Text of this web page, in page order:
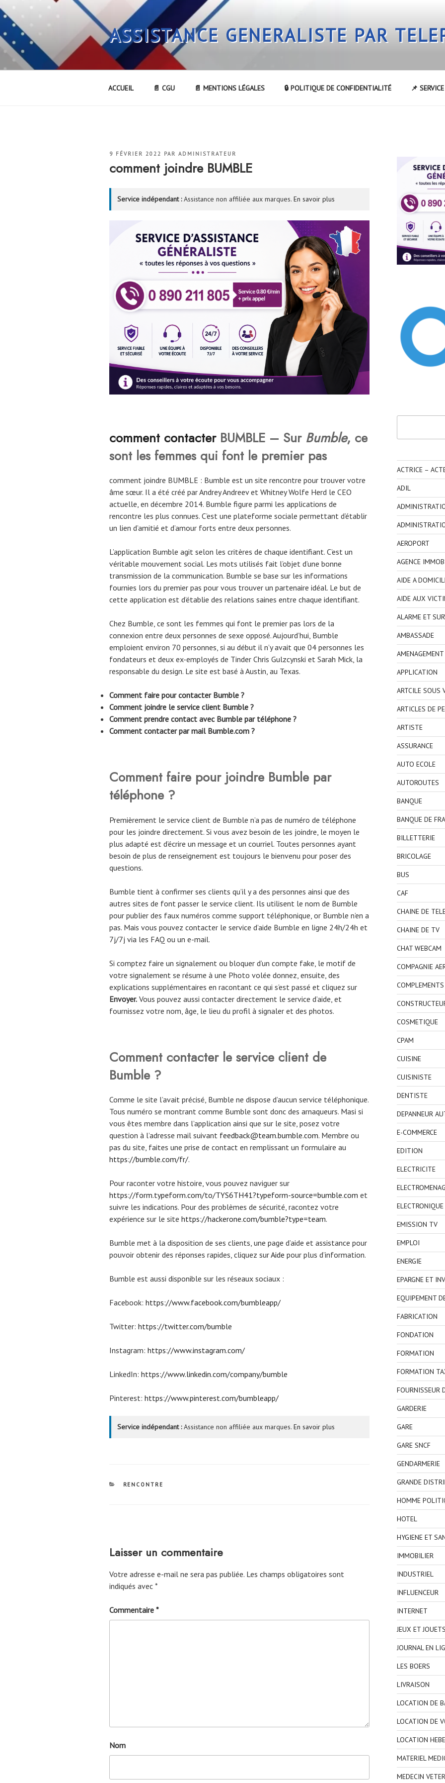
Aller
au
contenu
principal
ASSISTANCE GENERALISTE PAR
ACCUEIL 📄 CGU 📄 MENTIONS LÉGALES 🔒 POLITIQUE DE CONFIDENTIALITÉ 📌
PUBLIÉ
9 FÉVRIER 2022 PAR ADMINISTRATEUR
comment joindre BUMBLE
Service indépendant :Assistance non affiliée aux marques. En savoir plus
comment contacterBUMBLE – Sur Bumble, ce
sont les femmes qui font le premier pas
comment joindre BUMBLE : Bumble est un site rencontre pour trouver votre
âme sœur. Il a été créé par Andrey Andreev et Whitney Wolfe Herd le CEO
actuelle, en décembre 2014. Bumble figure parmi les applications de
rencontre les plus connues. C’est une plateforme sociale permettant d’établir
un lien d’amitié et d’amour forts entre deux personnes.
L’application Bumble agit selon les critères de chaque identifiant. C’est un
véritable mouvement social. Les mots utilisés fait l’objet d’une bonne
transmission de la communication. Bumble se base sur les informations
fournies lors du premier pas pour vous trouver un partenaire idéal. Le but de
cette application est d’établie des relations saines entre chaque identifiant.
Chez Bumble, ce sont les femmes qui font le premier pas lors de la
connexion entre deux personnes de sexe opposé. Aujourd’hui, Bumble
emploient environ 70 personnes, si au début il n’y avait que 04 personnes les
fondateurs et deux ex-employés de Tinder Chris Gulzcynski et Sarah Mick, la
responsable du design. Le site est basé à Austin, au Texas.
Comment faire pour contacter Bumble ?
Comment joindre le service client Bumble ?
Comment prendre contact avec Bumble par téléphone ?
Comment contacter par mail Bumble.com ?
Comment faire pour joindre Bumble par
téléphone ?
Premièrement le service client de Bumble n’a pas de numéro de téléphone
pour les joindre directement. Si vous avez besoin de les joindre, le moyen le
plus adapté est d’écrire un message et un courriel. Toutes personnes ayant
besoin de plus de renseignement est toujours le bienvenu pour poser des
questions.
Bumble tient à confirmer ses clients qu’il y a des personnes ainsi que des
autres sites de font passer le service client. Ils utilisent le nom de Bumble
pour publier des faux numéros comme support téléphonique, or Bumble n’en a
pas. Mais vous pouvez contacter le service d’aide Bumble en ligne 24h/24h et
7j/7j via les FAQ ou un e-mail.
Si comptez faire un signalement ou bloquer d’un compte fake, le motif de
votre signalement se résume à une Photo volée donnez, ensuite, des
explications supplémentaires en racontant ce qui s’est passé et cliquez sur
Envoyer. Vous pouvez aussi contacter directement le service d’aide, et
fournissez votre nom, âge, le lieu du profil à signaler et des photos.
Comment contacter le service client de
Bumble ?
Comme le site l’avait précisé, Bumble ne dispose d’aucun service téléphonique.
Tous numéro se montrant comme Bumble sont donc des arnaqueurs. Masi si
vous êtes membre dans l’application ainsi que sur le site, posez votre
question à l’adresse mail suivant feedback@team.bumble.com. Membre ou
pas du site, faites une prise de contact en remplissant un formulaire au
https://bumble.com/fr/.
Pour raconter votre histoire, vous pouvez naviguer sur
https://form.typeform.com/to/TYS6TH41?typeform-source=bumble.com et
suivre les indications. Pour des problèmes de sécurité, racontez votre
expérience sur le site https://hackerone.com/bumble?type=team.
Bumble met à la disposition de ses clients, une page d’aide et assistance pour
pouvoir obtenir des réponses rapides, cliquez surAide pour plus d’information.
Bumble est aussi disponible sur les réseaux sociaux :
Facebook: https://www.facebook.com/bumbleapp/
Twitter: https://twitter.com/bumble
Instagram: https://www.instagram.com/
LinkedIn: https://www.linkedin.com/company/bumble
Pinterest: https://www.pinterest.com/bumbleapp/
Service indépendant :Assistance non affiliée aux marques. En savoir plus
CATÉGORIES
RENCONTRE
Laisser un commentaire
Votre adresse e-mail ne sera pas publiée. Les champs obligatoires sont
indiqués avec *
Commentaire *
Nom
ACTRICE –
ADIL
AEROPORT
AGENCE
AIDE A
AIDE AUX
ALARME ET
AMBASSADE
APPLICATION
ARTCILE SOUS
ARTICLES DE
ARTISTE
ASSURANCE
AUTO ECOLE
AUTOROUTES
BANQUE
BANQUE DE
BILLETTERIE
BRICOLAGE
BUS
CAF
CHAINE DE
CHAINE DE TV
CHAT WEBCAM
COMPAGNIE
COSMETIQUE
CPAM
CUISINE
CUISINISTE
DENTISTE
DEPANNEUR
E-COMMERCE
EDITION
ELECTRICITE
EMISSION TV
EMPLOI
ENERGIE
EPARGNE ET
EQUIPEMENT
FABRICATION
FONDATION
FORMATION
FORMATION
FOURNISSEUR
GARDERIE
GARE
GARE SNCF
GENDARMERIE
GRANDE
HOMME
HOTEL
HYGIENE ET
IMMOBILIER
INDUSTRIEL
INFLUENCEUR
INTERNET
JEUX ET JOUETS
JOURNAL EN
LES BOERS
LIVRAISON
LOCATION DE
LOCATION DE
LOCATION
MATERIEL
MEDECIN